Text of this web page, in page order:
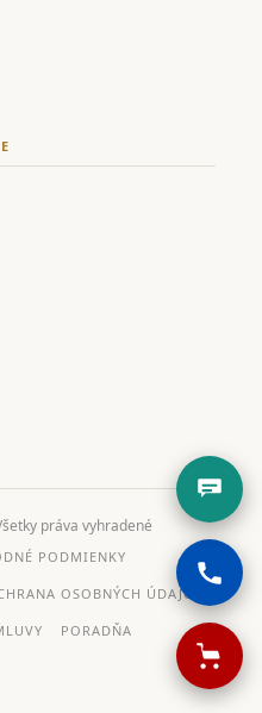
práva vyhradené
PODMIENKY
OSOBNÝCH ÚDAJOV
PORADŇA